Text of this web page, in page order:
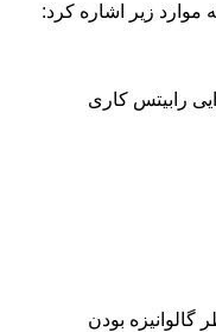
موارد زیر اشاره کرد: